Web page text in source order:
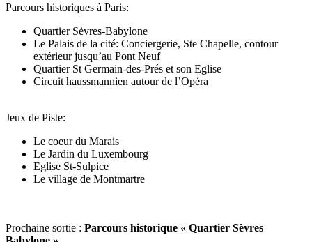
Parcours historiques à Paris:
Quartier Sèvres-Babylone
Le Palais de la cité: Conciergerie, Ste Chapelle, contour
extérieur jusqu’au Pont Neuf
Quartier St Germain-des-Prés et son Eglise
Circuit haussmannien autour de l’Opéra
Jeux de Piste:
Le coeur du Marais
Le Jardin du Luxembourg
Eglise St-Sulpice
Le village de Montmartre
Prochaine sortie : Parcours historique « Quartier Sèvres